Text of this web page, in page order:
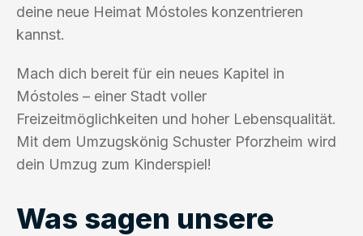
deine neue Heimat Móstoles konzentrieren
kannst.
Mach dich bereit für ein neues Kapitel in
Móstoles – einer Stadt voller
Freizeitmöglichkeiten und hoher Lebensqualität.
Mit dem Umzugskönig Schuster Pforzheim wird
dein Umzug zum Kinderspiel!
Was sagen unsere